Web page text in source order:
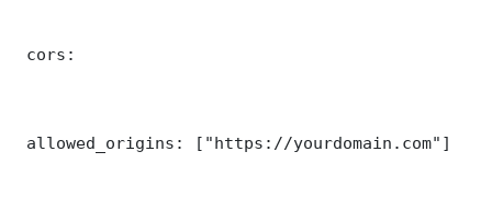
cors:
allowed_origins: ["https://yourdomain.com"]